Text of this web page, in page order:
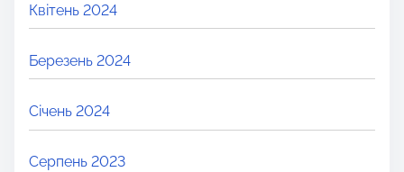
Квітень 2024
Березень 2024
Січень 2024
Серпень 2023